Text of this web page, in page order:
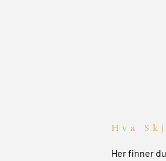
Hva
Her finner